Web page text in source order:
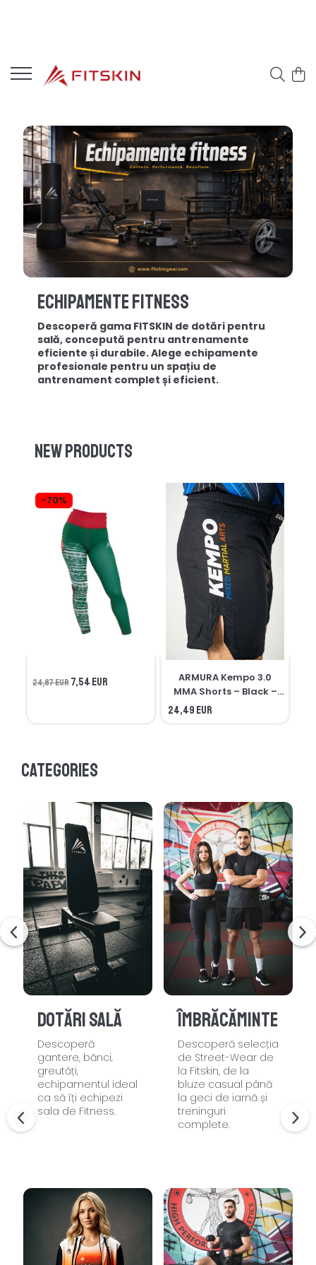
Echipamente Fitness
Descoperă gama FITSKIN de dotări pentru
sală, concepută pentru antrenamente
eficiente și durabile. Alege echipamente
profesionale pentru un spațiu de
antrenament complet și eficient.
New products
-70%
24,87 EUR7,54 EUR
ARMURA Kempo 3.0
MMA Shorts – Black –
Seniors
24,49 EUR
Categories
Dotări sală
Descoperă
gantere, bănci,
greutăți,
echipamentul ideal
ca să îți echipezi
sala de Fitness.
Îmbrăcăminte
Descoperă selecția
de Street-Wear de
la Fitskin, de la
bluze casual până
la geci de iarnă și
treninguri
complete.